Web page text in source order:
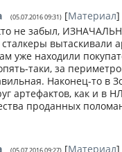
(05.07.2016 09:31) [Материал]
не забыл,
вытаскивали
уже находили
таки, за
Наконец-то в
артефактов, как и в
проданных
[Материал]